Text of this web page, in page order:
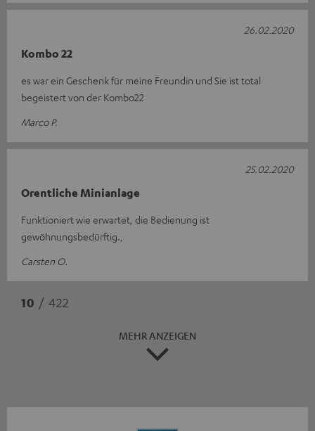
Kombo 22
es war ein Geschenk für meine Freundin und Sie ist total
begeistert von der Kombo22
Marco P.
26.02.2020
Orentliche Minianlage
Funktioniert wie erwartet, die Bedienung ist
gewöhnungsbedürftig.,
Carsten O.
25.02.2020
10 / 422
MEHR ANZEIGEN